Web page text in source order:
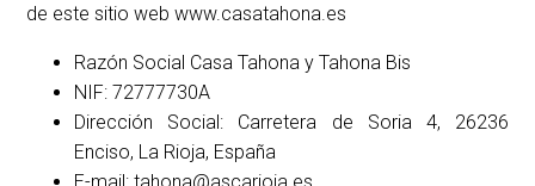
de este sitio web www.casatahona.es
Razón Social Casa Tahona y Tahona Bis
NIF: 72777730A
Dirección Social: Carretera de Soria 4, 26236
Enciso, La Rioja, España
E-mail: tahona@ascarioja.es